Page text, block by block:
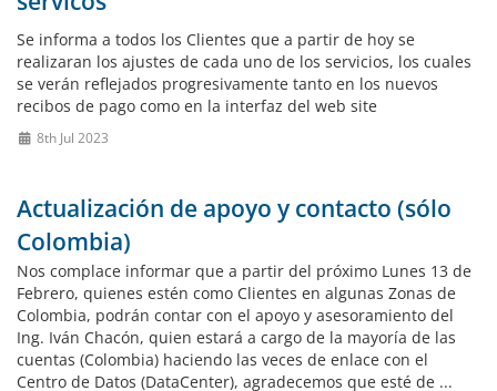
Se informa a todos los Clientes que a partir de hoy se
realizaran los ajustes de cada uno de los servicios, los cuales
se verán reflejados progresivamente tanto en los nuevos
recibos de pago como en la interfaz del web site
8th Jul 2023
Actualización de apoyo y contacto (sólo
Colombia)
Nos complace informar que a partir del próximo Lunes 13 de
Febrero, quienes estén como Clientes en algunas Zonas de
Colombia, podrán contar con el apoyo y asesoramiento del
Ing. Iván Chacón, quien estará a cargo de la mayoría de las
cuentas (Colombia) haciendo las veces de enlace con el
Centro de Datos (DataCenter), agradecemos que esté de ...